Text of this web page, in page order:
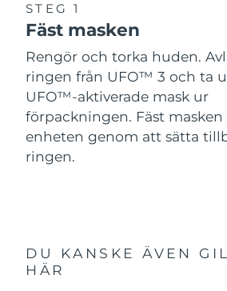
STEG 1
Fäst masken
Rengör och torka huden.
ringen från UFO™ 3 och ta
UFO™-aktiverade mask ur
förpackningen. Fäst masken
enheten genom att sätta
ringen.
DU KANSKE ÄVEN
HÄR